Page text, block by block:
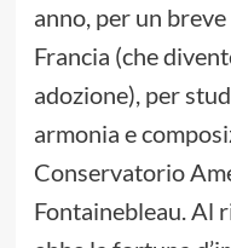
anno, per un
Francia (che
adozione), per
armonia e
Conservatorio
Fontainebleau. Al